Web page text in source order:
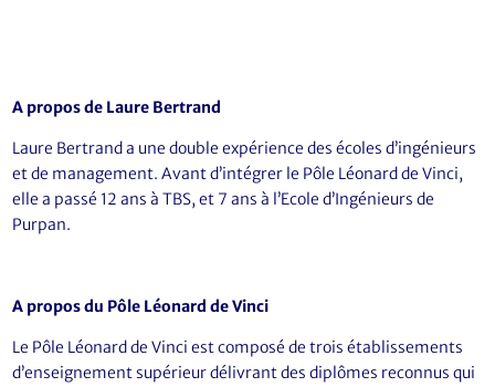
A propos de Laure Bertrand
Laure Bertrand a une double expérience des écoles d’ingénieurs
et de management. Avant d’intégrer le Pôle Léonard de Vinci,
elle a passé 12 ans à TBS, et 7 ans à l’Ecole d’Ingénieurs de
Purpan.
A propos du Pôle Léonard de Vinci
Le Pôle Léonard de Vinci est composé de trois établissements
d’enseignement supérieur délivrant des diplômes reconnus qui